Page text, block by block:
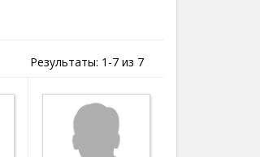
Результаты: 1-7 из 7